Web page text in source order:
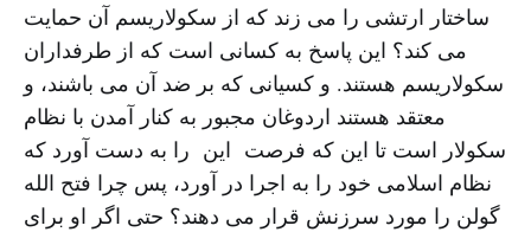
ساختار ارتشی را می زند که از سکولاریسم آن حمایت
می کند؟ این پاسخ به کسانی است که از طرفداران
سکولاریسم هستند. و کسیانی که بر ضد آن می باشند، و
معتقد هستند اردوغان مجبور به کنار آمدن با نظام
سکولار است تا این که فرصت این را به دست آورد که
نظام اسلامی خود را به اجرا در آورد، پس چرا فتح الله
گولن را مورد سرزنش قرار می دهند؟ حتی اگر او برای